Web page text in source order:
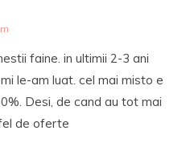
faine. in ultimii 2-3 ani
le-am luat. cel mai misto e
Desi, de cand au tot mai
de oferte